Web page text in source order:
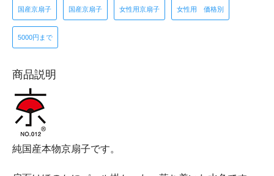
国産京扇子 国産京扇子 女性用京扇子 女性用 価格別
5000円まで
商品説明
純国産本物京扇子です。